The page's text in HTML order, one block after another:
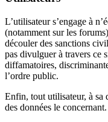
L’utilisateur s’engage à
(notamment sur les
découler des sanctions
pas divulguer à travers ce
diffamatoires,
l’ordre public.
Enfin, tout utilisateur, à sa
des données le concernant.